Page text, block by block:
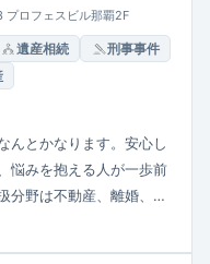
ロフェスビル那覇2F
遺産相続
刑事事件
んとかなります。安心し
悩みを抱える人が一歩前
分野は不動産、離婚、交
務問題、刑事事件と広